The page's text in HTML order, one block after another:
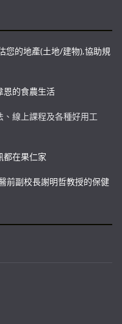
您的地產(土地/建物),協助規
恩的食農生活
、線上課程及各種好用工
都在果仁家
前副校長謝明哲教授的保健